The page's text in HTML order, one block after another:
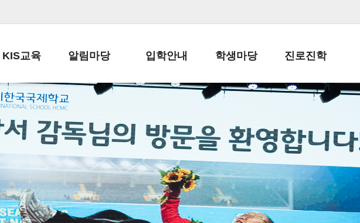
KIS교육
교육목표
학사일정
일과시간표
성과평가자료
알림마당
공지사항
납부금 안내
스쿨버스 운행 안내
급식안내
서식자료실
입학안내
전-편입 서류양식
입학금/수업료
교복구입안내
학생마당
학생생활규정
학교신문
자율진로동아리
유초등 소식지
진로진학
공지사항 및 입시자료
드림레터